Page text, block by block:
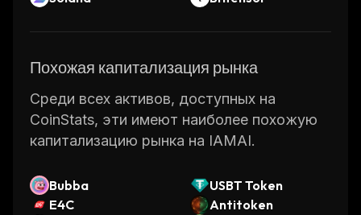
Похожая капитализация рынка
Среди всех активов, доступных на
CoinStats, эти имеют наиболее похожую
капитализацию рынка на IAMAI.
Bubba
USBT Token
E4C
Antitoken